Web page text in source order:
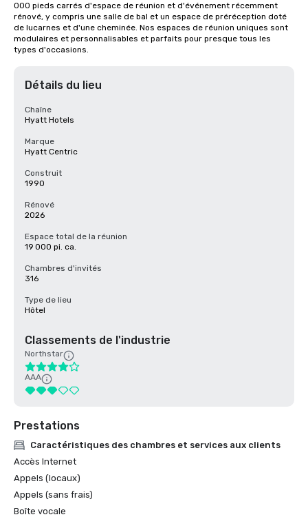
000 pieds carrés d'espace de réunion et d'événement récemment
rénové, y compris une salle de bal et un espace de préréception doté
de lucarnes et d'une cheminée. Nos espaces de réunion uniques sont
modulaires et personnalisables et parfaits pour presque tous les
types d'occasions.
Détails du lieu
Chaîne
Hyatt Hotels
Marque
Hyatt Centric
Construit
1990
Rénové
2026
Espace total de la réunion
19 000 pi. ca.
Chambres d'invités
316
Type de lieu
Hôtel
Classements de l'industrie
Northstar
AAA
Prestations
Caractéristiques des chambres et services aux clients
Accès Internet
Appels (locaux)
Appels (sans frais)
Boîte vocale